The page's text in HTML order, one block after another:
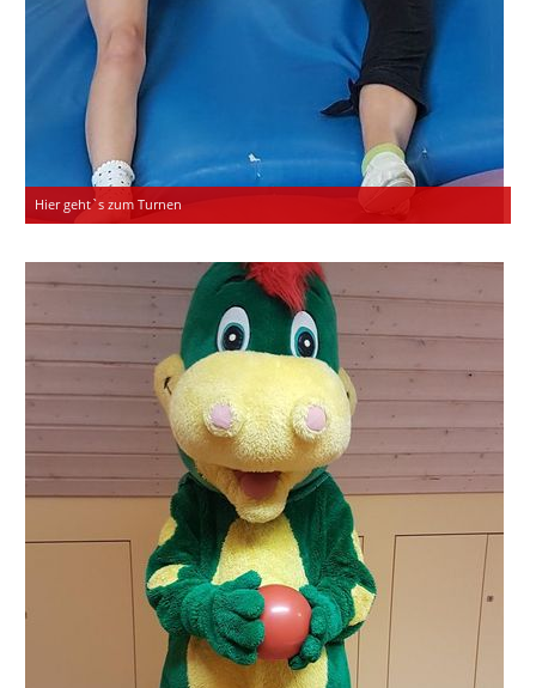
Hier geht`s zum Turnen